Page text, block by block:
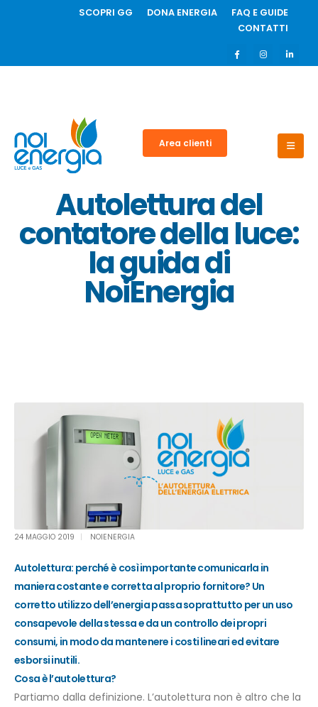
SCOPRI GG DONA ENERGIA
FAQ E GUIDE
CONTATTI
Area clienti
Autolettura del
contatore della luce:
la guida di
NoiEnergia
24 MAGGIO 2019 NOIENERGIA
Autolettura: perché è così importante comunicarla in
maniera costante e corretta al proprio fornitore? Un
corretto utilizzo dell’energia passa soprattutto per un uso
consapevole dellastessa e da un controllo dei propri
consumi, in modo da mantenere i costi lineari ed evitare
esborsi inutili.
Cosa è l’autolettura?
Partiamo dalla definizione. L’autolettura non è altro che la